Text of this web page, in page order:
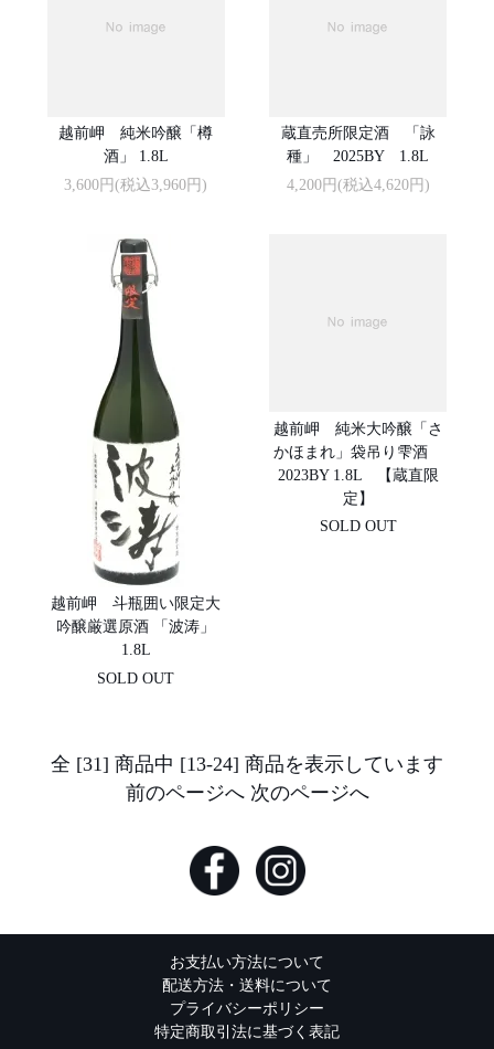
越前岬 純米吟醸「樽
酒」 1.8L
3,600円(税込3,960円)
蔵直売所限定酒 「詠
種」 2025BY 1.8L
4,200円(税込4,620円)
越前岬 斗瓶囲い限定大
吟醸厳選原酒 「波涛」
1.8L
SOLD OUT
越前岬 純米大吟醸「さ
かほまれ」袋吊り雫酒
2023BY 1.8L 【蔵直限
定】
SOLD OUT
全 [31] 商品中 [13-24] 商品を表示しています
前のページへ 次のページへ
お支払い方法について
配送方法・送料について
プライバシーポリシー
特定商取引法に基づく表記